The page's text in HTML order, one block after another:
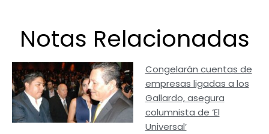
Notas Relacionadas
Congelarán cuentas de
empresas ligadas a los
Gallardo, asegura
columnista de ‘El
Universal’